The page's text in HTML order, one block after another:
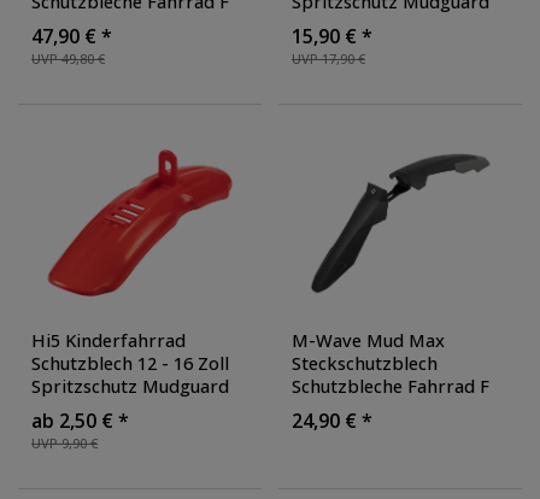
III oder R III E Bike
Schutzblech Kunststoff
Fahrradschutzblech
UVP 49,80 €
47,90 € *
Schmutzfänger
Fahrradschutzblech
Cityrad, Ausführung:
UVP 17,90 €
15,90 € *
Hi5 Kinderfahrrad
Schutzblech 12 - 16 Zoll
Spritzschutz Mudguard
Schmutzfänger
Fahrradschutzblech
Steckschutzblech Set
UVP 9,90 €
ab 2,50 € *
M-Wave Mud Max
Steckschutzblech
Schutzbleche Fahrrad F
III oder R III E Bike
Schutzblech Kunststoff
24,90 € *